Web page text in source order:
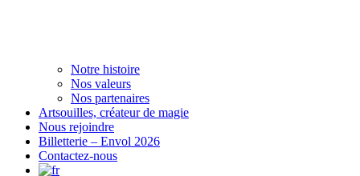
Notre histoire
Nos valeurs
Nos partenaires
Artsouilles, créateur de magie
Nous rejoindre
Billetterie – Envol 2026
Contactez-nous